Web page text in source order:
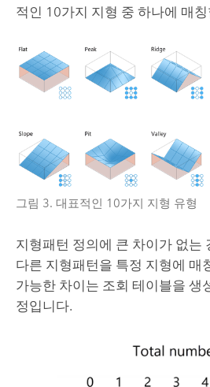
적인 10가지 지형 중 하나에 매
그림 3. 대표적인 10가지 지형 유형
지형패턴 정의에 큰 차이가 없는
다른 지형패턴을 특정 지형에 매
가능한 차이는 조회 테이블을 생
정입니다.